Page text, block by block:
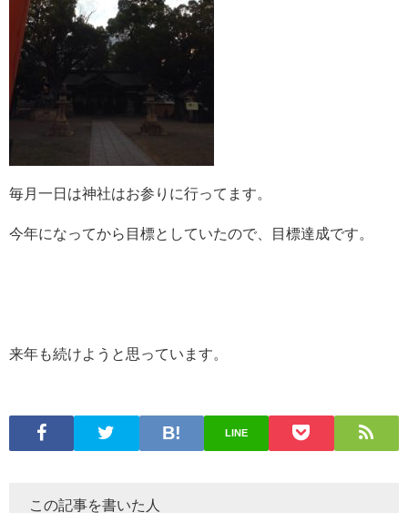
毎月一日は神社はお参りに行ってます。
今年になってから目標としていたので、目標達成です。
来年も続けようと思っています。
LINE
この記事を書いた人